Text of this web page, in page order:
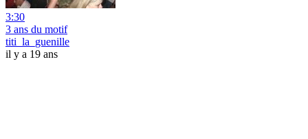
3:30
3 ans du motif
titi_la_guenille
il y a 19 ans